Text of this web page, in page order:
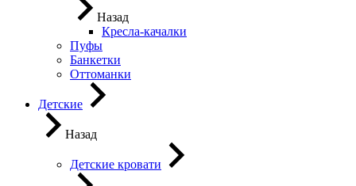
Назад
Кресла-качалки
Пуфы
Банкетки
Оттоманки
Детские
Назад
Детские кровати